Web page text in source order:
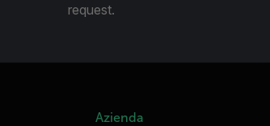
request.
Azienda